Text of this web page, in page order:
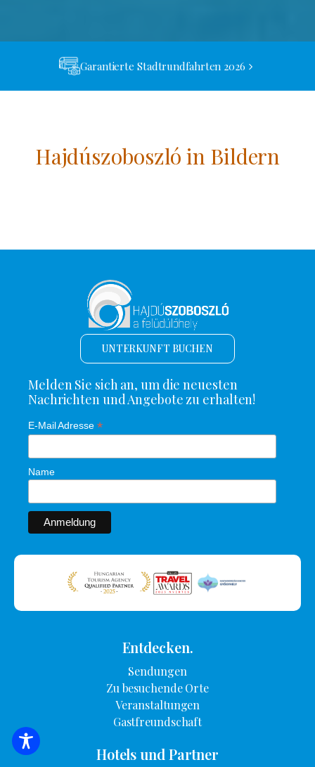
Garantierte Stadtrundfahrten 2026
Hajdúszoboszló in Bildern
SUCHE NACH UNTERKUNFT
UNTERKUNFT BUCHEN
Melden Sie sich an, um die neuesten
Nachrichten und Angebote zu erhalten!
E-Mail Adresse *
Name
Entdecken.
Sendungen
Zu besuchende Orte
Veranstaltungen
Gastfreundschaft
Hotels und Partner